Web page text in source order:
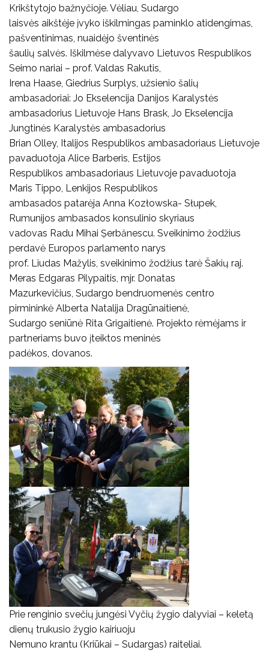
Krikštytojo bažnyčioje. Vėliau, Sudargo
laisvės aikštėje įvyko iškilmingas paminklo atidengimas,
pašventinimas, nuaidėjo šventinės
šaulių salvės. Iškilmėse dalyvavo Lietuvos Respublikos
Seimo nariai – prof. Valdas Rakutis,
Irena Haase, Giedrius Surplys, užsienio šalių
ambasadoriai: Jo Ekselencija Danijos Karalystės
ambasadorius Lietuvoje Hans Brask, Jo Ekselencija
Jungtinės Karalystės ambasadorius
Brian Olley, Italijos Respublikos ambasadoriaus Lietuvoje
pavaduotoja Alice Barberis, Estijos
Respublikos ambasadoriaus Lietuvoje pavaduotoja
Maris Tippo, Lenkijos Respublikos
ambasados patarėja Anna Kozłowska- Słupek,
Rumunijos ambasados konsulinio skyriaus
vadovas Radu Mihai Șerbănescu. Sveikinimo žodžius
perdavė Europos parlamento narys
prof. Liudas Mažylis, sveikinimo žodžius tarė Šakių raj.
Meras Edgaras Pilypaitis, mjr. Donatas
Mazurkevičius, Sudargo bendruomenės centro
pirmininkė Alberta Natalija Dragūnaitienė,
Sudargo seniūnė Rita Grigaitienė. Projekto rėmėjams ir
partneriams buvo įteiktos meninės
padėkos, dovanos.
Prie renginio svečių jungėsi Vyčių žygio dalyviai – keletą
dienų trukusio žygio kairiuoju
Nemuno krantu (Kriūkai – Sudargas) raiteliai.